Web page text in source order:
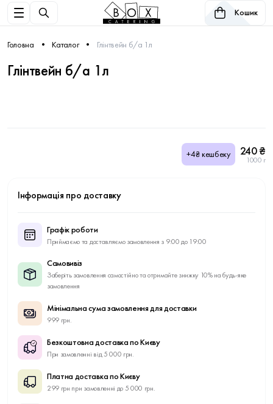
Кошик
Головна Каталог Глінтвейн б/а 1л
Глінтвейн б/а 1л
+4₴ кешбеку 240 ₴
1000 г
Інформація про доставку
Графік роботи
Приймаємо та доставляємо замовлення з 9:00 до 19:00
Самовивіз
Заберіть замовлення самостійно та отримайте знижку 10% на будь-яке
замовлення
Мінімальна сума замовлення для доставки
999 грн.
Безкоштовна доставка по Києву
При замовленні від 5 000 грн.
Платна доставка по Києву
299 грн при замовленні до 5 000 грн.